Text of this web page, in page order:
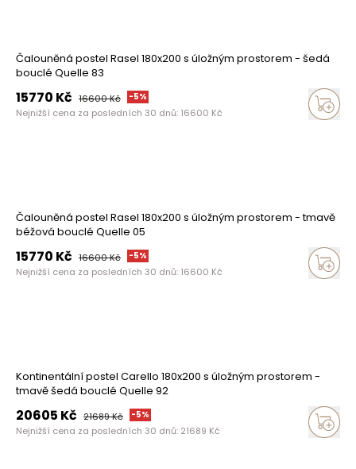
Čalouněná postel Rasel 180x200 s úložným prostorem - šedá
bouclé Quelle 83
15770 Kč 16600Kč -5%
Nejnižší cena za posledních 30 dnů: 16600 Kč
Čalouněná postel Rasel 180x200 s úložným prostorem - tmavě
béžová bouclé Quelle 05
15770 Kč 16600Kč -5%
Nejnižší cena za posledních 30 dnů: 16600 Kč
Kontinentální postel Carello 180x200 s úložným prostorem -
tmavě šedá bouclé Quelle 92
20605 Kč 21689Kč -5%
Nejnižší cena za posledních 30 dnů: 21689 Kč